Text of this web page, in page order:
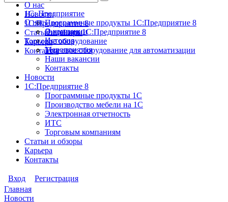
О нас
Новости
1С:Предприятие 8
Статьи и обзоры
Карьера
Контакты
1С: Предприятие
Программные продукты 1С:Предприятие 8
Лицензии 1С:Предприятие 8
Торговое оборудование
Торговое оборудование для автоматизации
О нас
О компании
История
Мероприятия
Наши вакансии
Контакты
Новости
1С:Предприятие 8
Программные продукты 1С
Производство мебели на 1С
Электронная отчетность
ИТС
Торговым компаниям
Статьи и обзоры
Карьера
Контакты
Вход
Регистрация
Главная
Новости